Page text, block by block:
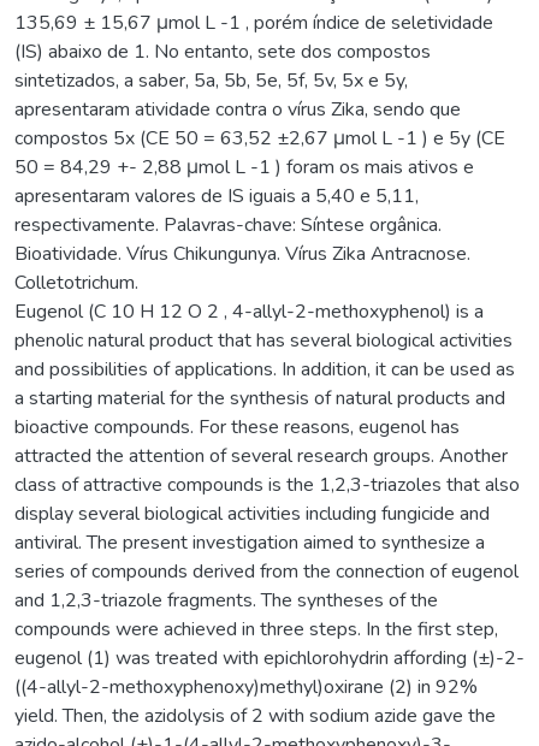
135,69 ± 15,67 μmol L -1 , porém índice de seletividade
(IS) abaixo de 1. No entanto, sete dos compostos
sintetizados, a saber, 5a, 5b, 5e, 5f, 5v, 5x e 5y,
apresentaram atividade contra o vírus Zika, sendo que
compostos 5x (CE 50 = 63,52 ±2,67 μmol L -1 ) e 5y (CE
50 = 84,29 +- 2,88 μmol L -1 ) foram os mais ativos e
apresentaram valores de IS iguais a 5,40 e 5,11,
respectivamente. Palavras-chave: Síntese orgânica.
Bioatividade. Vírus Chikungunya. Vírus Zika Antracnose.
Colletotrichum.
Eugenol (C 10 H 12 O 2 , 4-allyl-2-methoxyphenol) is a
phenolic natural product that has several biological activities
and possibilities of applications. In addition, it can be used as
a starting material for the synthesis of natural products and
bioactive compounds. For these reasons, eugenol has
attracted the attention of several research groups. Another
class of attractive compounds is the 1,2,3-triazoles that also
display several biological activities including fungicide and
antiviral. The present investigation aimed to synthesize a
series of compounds derived from the connection of eugenol
and 1,2,3-triazole fragments. The syntheses of the
compounds were achieved in three steps. In the first step,
eugenol (1) was treated with epichlorohydrin affording (±)-2-
((4-allyl-2-methoxyphenoxy)methyl)oxirane (2) in 92%
yield. Then, the azidolysis of 2 with sodium azide gave the